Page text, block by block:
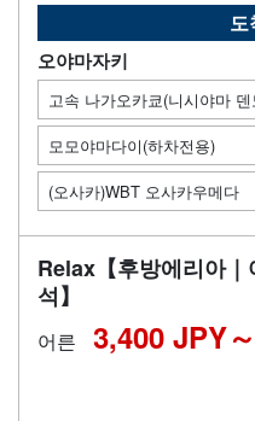
도
오야마자키
고속 나가오카쿄(니시야마 덴
모모야마다이(하차전용)
(오사카)WBT 오사카우메다
Relax【후방에리아
석】
어른 3,400 JPY～